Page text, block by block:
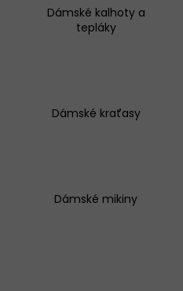
Dámské kalhoty a
tepláky
Dámské kraťasy
Dámské mikiny